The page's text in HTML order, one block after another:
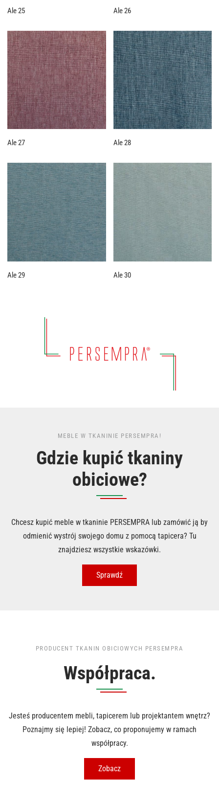
Ale 25 Ale 26
Ale 27 Ale 28
Ale 29 Ale 30
MEBLE W TKANINIE PERSEMPRA!
Gdzie kupić tkaniny
obiciowe?
Chcesz kupić meble w tkaninie PERSEMPRA lub zamówić ją by
odmienić wystrój swojego domu z pomocą tapicera? Tu
znajdziesz wszystkie wskazówki.
Sprawdź
PRODUCENT TKANIN OBICIOWYCH PERSEMPRA
Współpraca.
Jesteś producentem mebli, tapicerem lub projektantem wnętrz?
Poznajmy się lepiej! Zobacz, co proponujemy w ramach
współpracy.
Zobacz